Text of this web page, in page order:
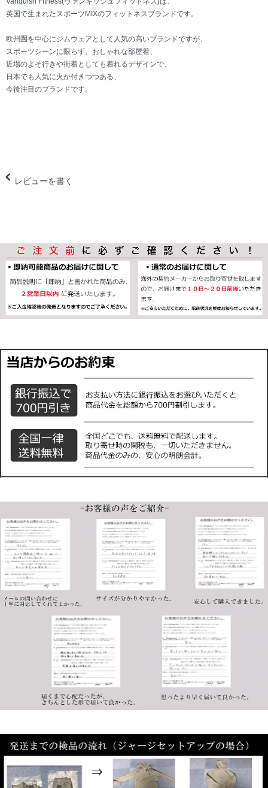
英国で生まれたスポーツMIXのフィットネスブランドです。
欧州圏を中心にジムウェアとして人気の高いブランドですが、
スポーツシーンに限らず、おしゃれな部屋着、
近場のよそ行きや街着としても着れるデザインで、
日本でも人気に火か付きつつある、
今後注目のブランドです。
レビューを書く